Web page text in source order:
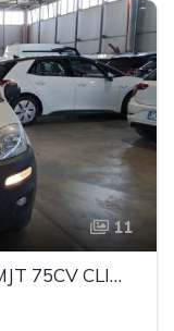
11
Cod 214 FIAT PANDA VAN 1.3 MJT 75CV CLIMBING 4X4 2P.POP